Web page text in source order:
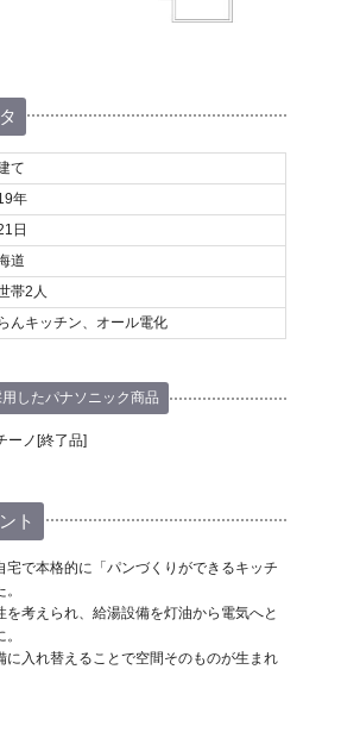
て
年
日
道
帯2人
んキッチン、オール電化
したパナソニック商品
ノ[終了品]
ト
宅で本格的に「パンづくりができるキッチ
を考えられ、給湯設備を灯油から電気へと
に入れ替えることで空間そのものが生まれ